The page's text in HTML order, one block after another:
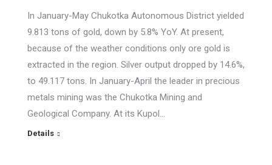
In January-May Chukotka Autonomous District yielded
9.813 tons of gold, down by 5.8% YoY. At present,
because of the weather conditions only ore gold is
extracted in the region. Silver output dropped by 14.6%,
to 49.117 tons. In January-April the leader in precious
metals mining was the Chukotka Mining and
Geological Company. At its Kupol…
Details